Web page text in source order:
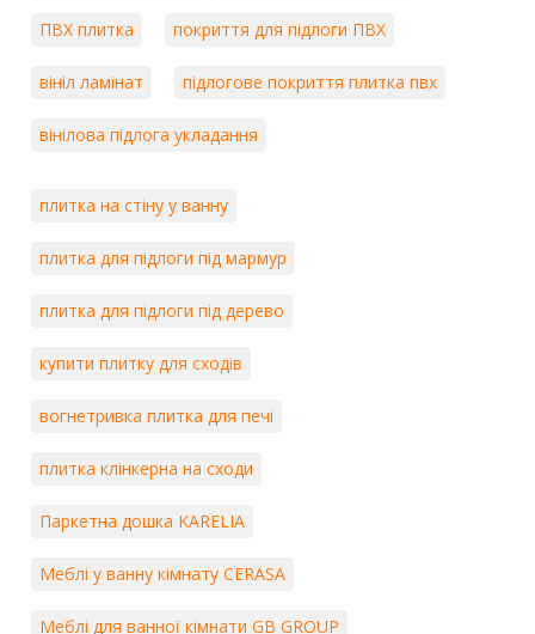
ПВХ плитка покриття для підлоги ПВХ
вініл ламінат підлогове покриття плитка пвх
вінілова підлога укладання
плитка на стіну у ванну
плитка для підлоги під мармур
плитка для підлоги під дерево
купити плитку для сходів
вогнетривка плитка для печі
плитка клінкерна на сходи
Паркетна дошка KARELIA
Меблі у ванну кімнату CERASA
Меблі для ванної кімнати GB GROUP